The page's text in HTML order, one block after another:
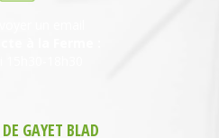
DE GAYET BLAD